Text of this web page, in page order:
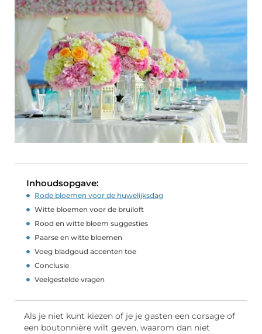
Inhoudsopgave:
Rode bloemen voor de huwelijksdag
Witte bloemen voor de bruiloft
Rood en witte bloem suggesties
Paarse en witte bloemen
Voeg bladgoud accenten toe
Conclusie
Veelgestelde vragen
Als je niet kunt kiezen of je je gasten een corsage of
een boutonnière wilt geven, waarom dan niet